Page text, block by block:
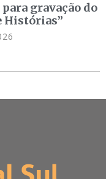
gravação do
Histórias”